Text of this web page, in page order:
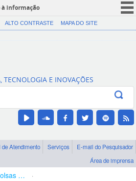
à informação
CORONAVÍRUS (COVID-19)
Canais
ALTO CONTRASTE MAPA DO SITE
E INOVAÇÕES
de Atendimento Serviços
E-mail do Pesquisador
Área de imprensa
Bolsas e Auxílios Vigentes